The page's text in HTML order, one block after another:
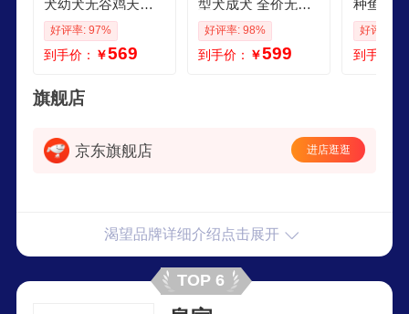
犬幼犬无谷鸡天然
鸡肉进口全价通用
犬粮6kg效期271
好评率: 97%
到手价： ￥569
型犬成犬 全价无谷
进口鱼肉进口犬粮4
5kg 效期276
好评率: 98%
到手价： ￥599
种鱼无
幼犬通
粮6kg效
月
好评率:
到手价：
旗舰店
京东旗舰店 进店逛逛
渴望品牌详细介绍点击展开
TOP 6